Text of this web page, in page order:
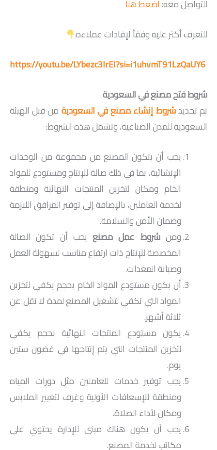
للتواصل معه:اضغط هنا
للتعرف أكثر عليه وفقاً لإفادات عملاءه
https://youtu.be/LYbezc3lrEI?si=i1uhvmT91LzQaUY6
شروط فتح مصنع في السعودية
تم تحديدشروط إنشاء مصنع في السعودية من قبل الهيئة
السعودية للمدن الصناعية، وتشمل هذه الشروط:
يجب أن يتكون المصنع من مجموعة من الوحدات
الإنشائية، بما في ذلك صالة للإنتاج ومستودع للمواد
الخام ومكان لتخزين المنتجات النهائية ومنطقة
لخدمة العاملين، بالإضافة إلى توفير المرافق اللازمة
وضمان الأمن والسلامة.
ومنشروط عمل مصنعيجب أن تكون الصالة
المخصصة للإنتاج ذات ارتفاع مناسب لسهولة العمل
وصيانة المعدات.
أن يكون مستودع المواد الخام بحجم يكفي لتخزين
المواد التي تكفي لتشغيل المصنع لمدة لا تقل عن
ثلاثة أشهر.
يكون مستودع المنتجات النهائية بحجم يكفي
لتخزين المنتجات التي يتم إنتاجها في غضون ستين
يوم.
يجب توفير خدمات للعاملين مثل دورات المياه
ومنطقة للإسعافات الأولية وغرف لتغيير الملابس
ومكان لأداء الصلاة.
يجب أن يكون هناك مبنى للإدارة يحتوي على
مكاتب لخدمة المصنع.